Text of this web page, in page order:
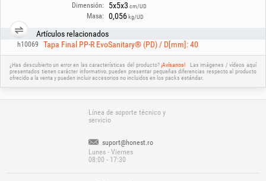
Dimensión: 5x5x3 cm/UD
Masa: 0,056 kg/UD
Artículos relacionados
h10069 Tapa Final PP-R EvoSanitary® (PD) / D[mm]: 40
¿Has descubierto un error en las características del producto?¡Avísanos!
Las imágenes / vídeos aquí
presentados tienen carácter informativo, pueden presentar pequeñas diferencias respecto al producto
ofrecido a la venta y pueden incluir accesorios no incluidos en los packs estándar.
Línea de soporte técnico y
servicio
suport@honest.ro
Lunes - Viernes
08:00 - 17:30